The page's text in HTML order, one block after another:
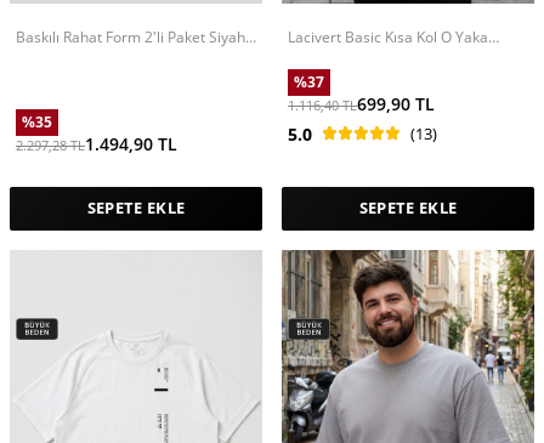
Baskılı Rahat Form 2'li Paket Siyah-
%35
2.297,28TL1.494,90 TL
SEPETE EKLE
Lacivert Basic Kısa Kol O Yaka
%37
1.116,40TL699,90 TL
5.0
(13)
SEPETE EKLE